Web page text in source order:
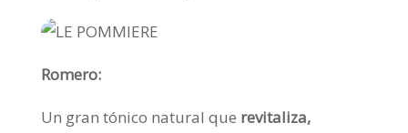
Romero:
Un gran tónico natural que revitaliza,